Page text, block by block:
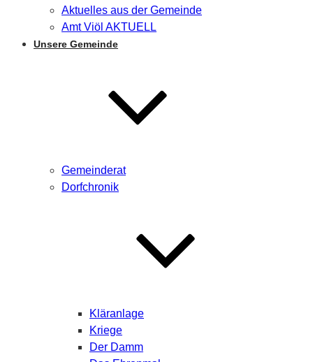
Aktuelles aus der Gemeinde
Amt Viöl AKTUELL
Unsere Gemeinde
Gemeinderat
Dorfchronik
Kläranlage
Kriege
Der Damm